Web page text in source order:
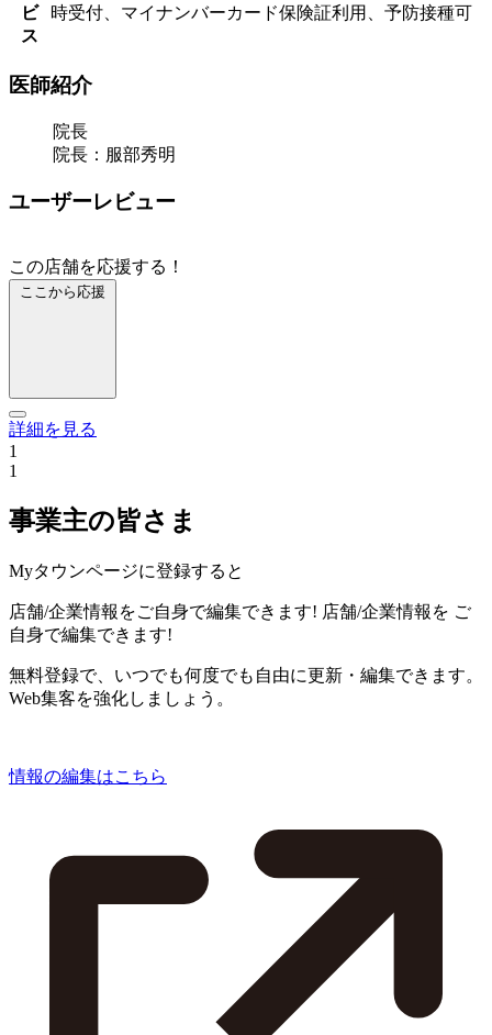
ビ
ス
時受付、マイナンバーカード保険証利用、予防接種可
医師紹介
院長
院長：服部秀明
ユーザーレビュー
この店舗を応援する！
ここから応援
詳細を見る
1
1
事業主の皆さま
Myタウンページに登録すると
店舗/企業情報をご自身で編集できます! 店舗/企業情報を ご
自身で編集できます!
無料登録で、いつでも何度でも自由に更新・編集できます。
Web集客を強化しましょう。
情報の編集はこちら